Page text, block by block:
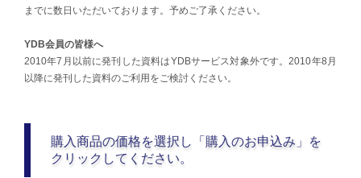
までに数日いただいております。予めご了承ください。
YDB会員の皆様へ
2010年7月以前に発刊した資料はYDBサービス対象外です。2010年8月
以降に発刊した資料のご利用をご検討ください。
購入商品の価格を選択し「購入のお申込み」を
クリックしてください。